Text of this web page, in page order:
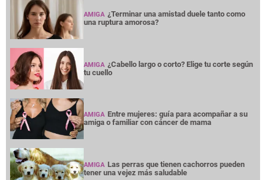
AMIGA ¿Terminar una amistad duele tanto como
una ruptura amorosa?
AMIGA ¿Cabello largo o corto? Elige tu corte según
tu cuello
AMIGA Entre mujeres: guía para acompañar a su
amiga o familiar con cáncer de mama
AMIGA Las perras que tienen cachorros pueden
tener una vejez más saludable